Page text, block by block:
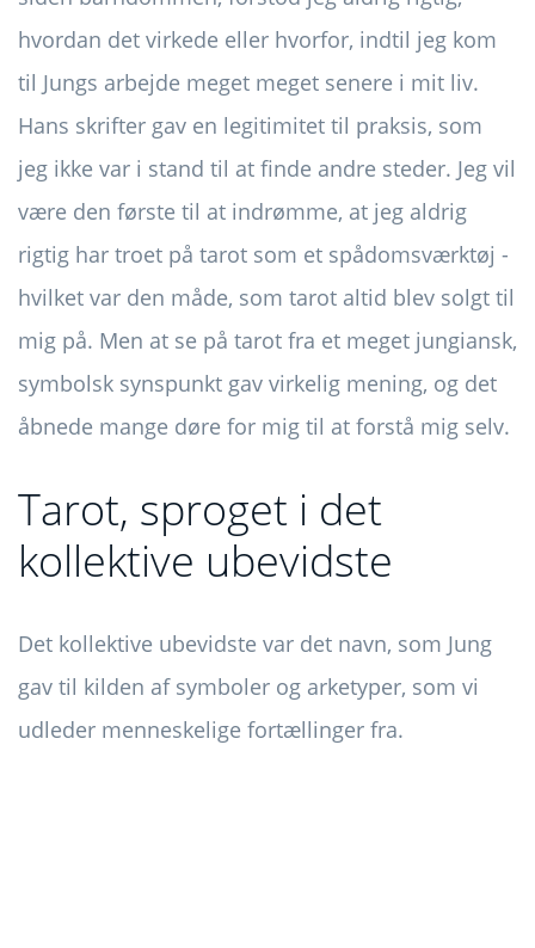
hvordan det virkede eller hvorfor, indtil jeg kom
til Jungs arbejde meget meget senere i mit liv.
Hans skrifter gav en legitimitet til praksis, som
jeg ikke var i stand til at finde andre steder. Jeg vil
være den første til at indrømme, at jeg aldrig
rigtig har troet på tarot som et spådomsværktøj -
hvilket var den måde, som tarot altid blev solgt til
mig på. Men at se på tarot fra et meget jungiansk,
symbolsk synspunkt gav virkelig mening, og det
åbnede mange døre for mig til at forstå mig selv.
Tarot, sproget i det
kollektive ubevidste
Det kollektive ubevidste var det navn, som Jung
gav til kilden af ​​symboler og arketyper, som vi
udleder menneskelige fortællinger fra.